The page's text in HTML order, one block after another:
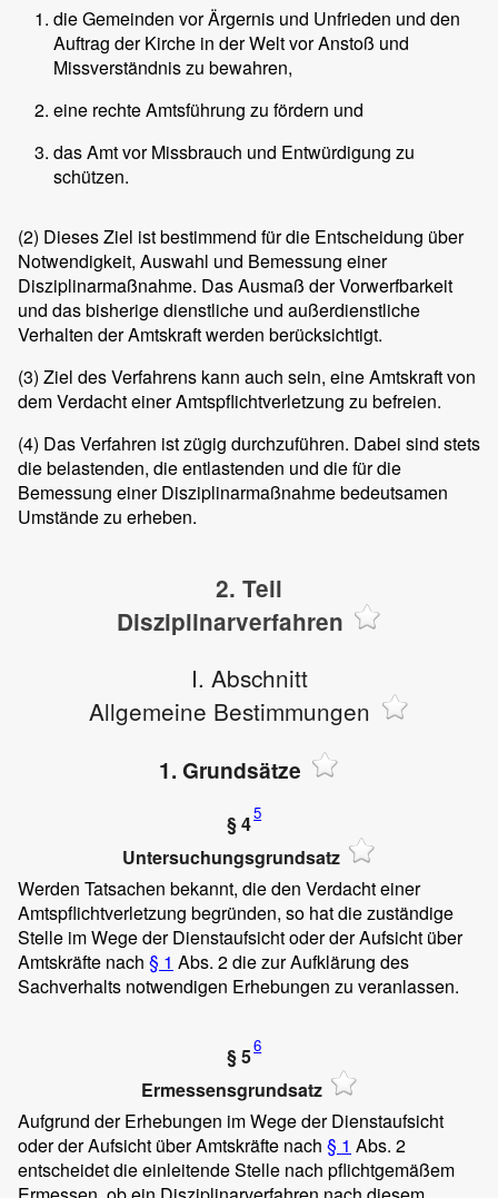
die Gemeinden vor Ärgernis und Unfrieden und den
Auftrag der Kirche in der Welt vor Anstoß und
Missverständnis zu bewahren,
eine rechte Amtsführung zu fördern und
das Amt vor Missbrauch und Entwürdigung zu
schützen.
(2) Dieses Ziel ist bestimmend für die Entscheidung über
Notwendigkeit, Auswahl und Bemessung einer
Disziplinarmaßnahme. Das Ausmaß der Vorwerfbarkeit
und das bisherige dienstliche und außerdienstliche
Verhalten der Amtskraft werden berücksichtigt.
(3) Ziel des Verfahrens kann auch sein, eine Amtskraft von
dem Verdacht einer Amtspflichtverletzung zu befreien.
(4) Das Verfahren ist zügig durchzuführen. Dabei sind stets
die belastenden, die entlastenden und die für die
Bemessung einer Disziplinarmaßnahme bedeutsamen
Umstände zu erheben.
2. Teil
Disziplinarverfahren
I. Abschnitt
Allgemeine Bestimmungen
1. Grundsätze
§ 45
Untersuchungsgrundsatz
Werden Tatsachen bekannt, die den Verdacht einer
Amtspflichtverletzung begründen, so hat die zuständige
Stelle im Wege der Dienstaufsicht oder der Aufsicht über
Amtskräfte nach § 1 Abs. 2 die zur Aufklärung des
Sachverhalts notwendigen Erhebungen zu veranlassen.
§ 56
Ermessensgrundsatz
Aufgrund der Erhebungen im Wege der Dienstaufsicht
oder der Aufsicht über Amtskräfte nach § 1 Abs. 2
entscheidet die einleitende Stelle nach pflichtgemäßem